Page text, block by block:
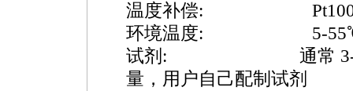
温度补偿: Pt100 温
环境温度: 5-
试剂: 通常 3-6mL/周
量，用户自己配制试剂